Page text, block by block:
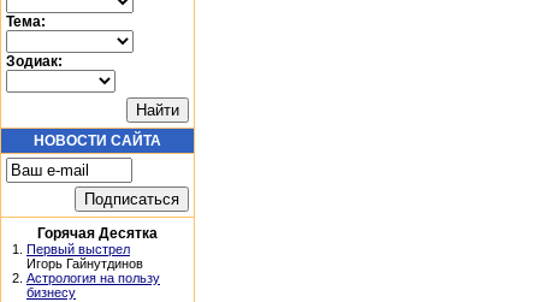
Тема:
Зодиак:
НОВОСТИ САЙТА
Горячая Десятка
1. Первый выстрел
Игорь Гайнутдинов
2. Астрология на пользу
бизнесу